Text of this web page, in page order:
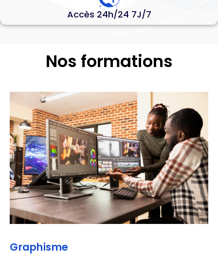
Accès 24h/24 7J/7
Nos formations
Graphisme